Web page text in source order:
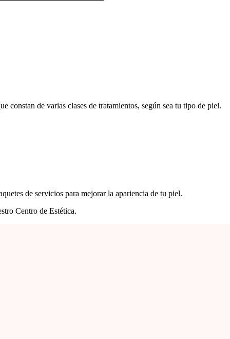
constan de varias clases de tratamientos, según sea tu tipo de piel.
de servicios para mejorar la apariencia de tu piel.
Centro de Estética.